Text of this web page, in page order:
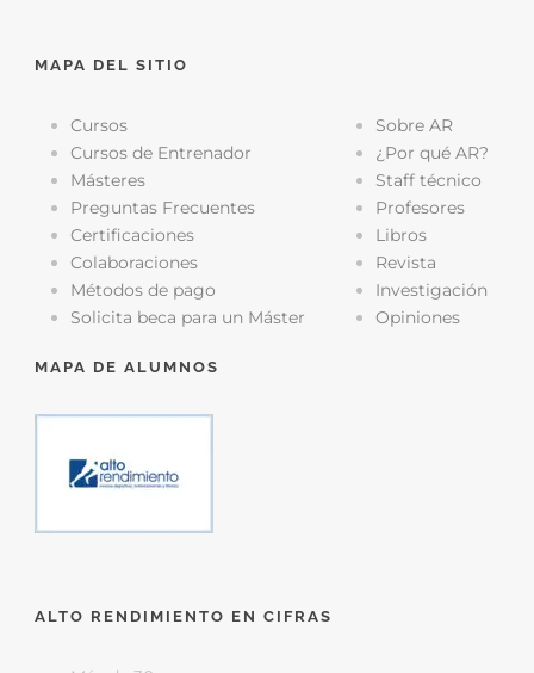
MAPA DEL SITIO
Cursos
Cursos de Entrenador
Másteres
Preguntas Frecuentes
Certificaciones
Colaboraciones
Métodos de pago
Solicita beca para un Máster
Sobre AR
¿Por qué AR?
Staff técnico
Profesores
Libros
Revista
Investigación
Opiniones
MAPA DE ALUMNOS
ALTO RENDIMIENTO EN CIFRAS